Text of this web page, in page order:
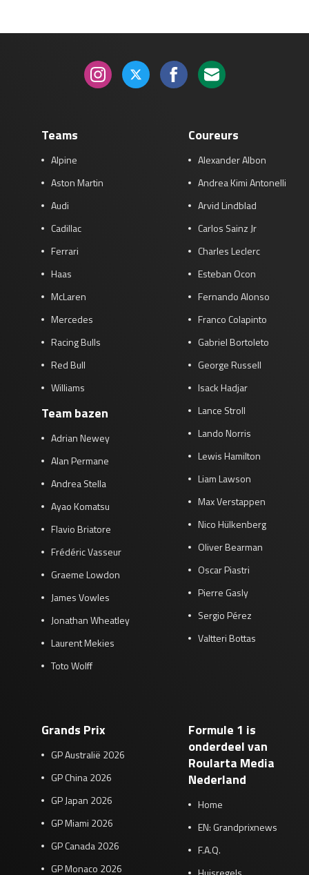
Teams
Alpine
Aston Martin
Audi
Cadillac
Ferrari
Haas
McLaren
Mercedes
Racing Bulls
Red Bull
Williams
Team bazen
Adrian Newey
Alan Permane
Andrea Stella
Ayao Komatsu
Flavio Briatore
Frédéric Vasseur
Graeme Lowdon
James Vowles
Jonathan Wheatley
Laurent Mekies
Toto Wolff
Coureurs
Alexander Albon
Andrea Kimi Antonelli
Arvid Lindblad
Carlos Sainz Jr
Charles Leclerc
Esteban Ocon
Fernando Alonso
Franco Colapinto
Gabriel Bortoleto
George Russell
Isack Hadjar
Lance Stroll
Lando Norris
Lewis Hamilton
Liam Lawson
Max Verstappen
Nico Hülkenberg
Oliver Bearman
Oscar Piastri
Pierre Gasly
Sergio Pérez
Valtteri Bottas
Grands Prix
GP Australië 2026
GP China 2026
GP Japan 2026
GP Miami 2026
GP Canada 2026
GP Monaco 2026
Formule 1 is
onderdeel van
Roularta Media
Nederland
Home
EN: Grandprixnews
F.A.Q.